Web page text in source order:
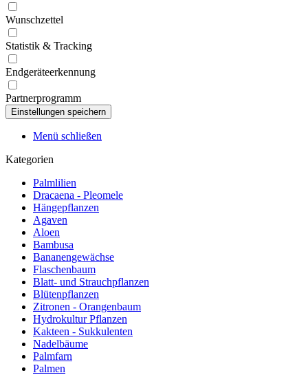
Wunschzettel
Statistik & Tracking
Endgeräteerkennung
Partnerprogramm
Menü schließen
Kategorien
Palmlilien
Dracaena - Pleomele
Hängepflanzen
Agaven
Aloen
Bambusa
Bananengewächse
Flaschenbaum
Blatt- und Strauchpflanzen
Blütenpflanzen
Zitronen - Orangenbaum
Hydrokultur Pflanzen
Kakteen - Sukkulenten
Nadelbäume
Palmfarn
Palmen